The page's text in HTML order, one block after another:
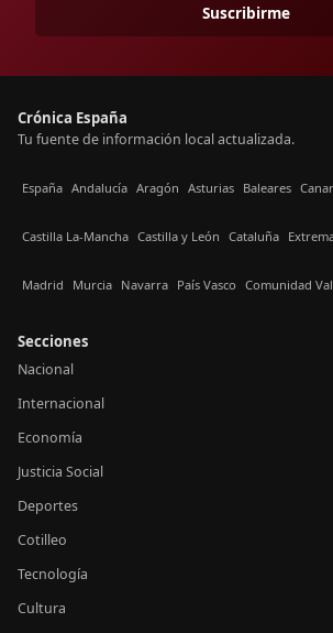
Suscribirme
Crónica España
Tu fuente de información local actualizada.
España Andalucía Aragón Asturias Baleares
Castilla La-Mancha Castilla y León Cataluña
Madrid Murcia Navarra País Vasco Comunidad
Secciones
Nacional
Internacional
Economía
Justicia Social
Deportes
Cotilleo
Tecnología
Cultura